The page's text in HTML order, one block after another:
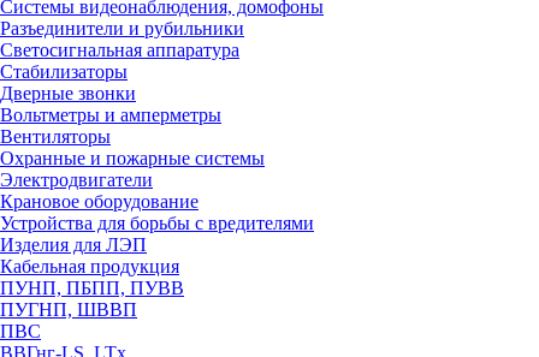
Системы видеонаблюдения, домофоны
Разъединители и рубильники
Светосигнальная аппаратура
Стабилизаторы
Дверные звонки
Вольтметры и амперметры
Вентиляторы
Охранные и пожарные системы
Электродвигатели
Крановое оборудование
Устройства для борьбы с вредителями
Изделия для ЛЭП
Кабельная продукция
ПУНП, ПБПП, ПУВВ
ПУГНП, ШВВП
ПВС
ВВГнг-LS, LTx